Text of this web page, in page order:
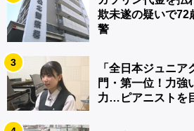
欺未遂の疑いで
警
3
「全日本ジュニ
門・第一位！力強
力…ピアニストを